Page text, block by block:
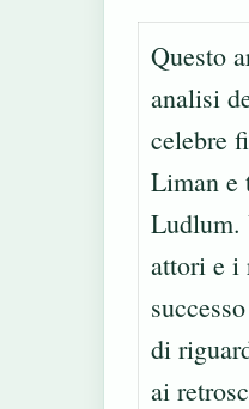
Questo
analisi
celebre
Liman e
Ludlum.
attori e i
di
ai